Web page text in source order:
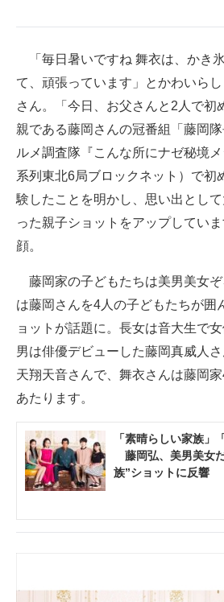
ITエンジニア向け専門サイト
企業向けIT製品の総合サイト
製造業のIT導入・活用を支援
エレクトロニクス専門サイト
建設×テクノロジーの最前線
ちょっと気になるネットの話題
「毎日暑いですね 舞衣は、かき
て、頑張っています」とかわいら
さん。「今日、お父さんと2人で初
親である藤岡さんの冠番組「藤岡
ルメ調査隊『こんな所にナゼ秘境
系列東北6局ブロックネット）で初
験したことを明かし、思い出とし
った親子ショットをアップしてい
顔。
藤岡家の子どもたちは美男美女ぞ
は藤岡さんを4人の子どもたちが囲
ョットが話題に。長女は音大生で
男は俳優デビューした藤岡真威人
天翔天音さんで、舞衣さんは藤岡
あたります。
「素晴らしい家族」
藤岡弘、美男美女
族”ショットに反響